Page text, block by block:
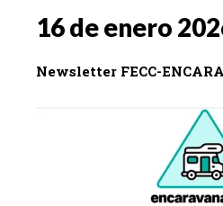
16 de enero
Newsletter FECC-